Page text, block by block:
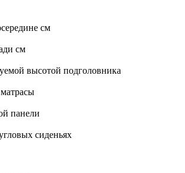
см
см
высотой подголовника
панели
сиденьях